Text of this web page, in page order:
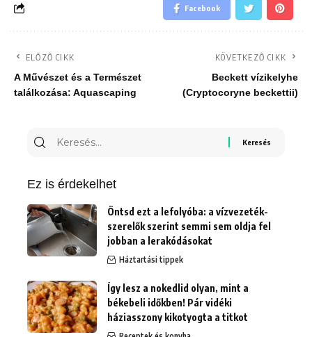
Facebook
ELŐZŐ CIKK
A Művészet és a Természet
találkozása: Aquascaping
KÖVETKEZŐ CIKK
Beckett vízikelyhe
(Cryptocoryne beckettii)
Keresés
Ez is érdekelhet
Öntsd ezt a lefolyóba: a vízvezeték-
szerelők szerint semmi sem oldja fel
jobban a lerakódásokat
Háztartási tippek
Így lesz a nokedlid olyan, mint a
békebeli időkben! Pár vidéki
háziasszony kikotyogta a titkot